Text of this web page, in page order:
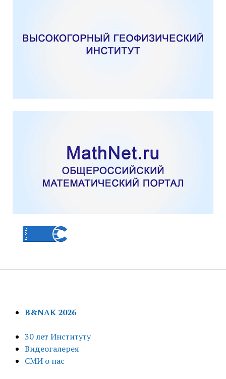
B&NAK 2026
30 лет Институту
Видеогалерея
СМИ о нас